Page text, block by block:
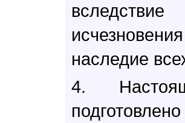
наследие
4.